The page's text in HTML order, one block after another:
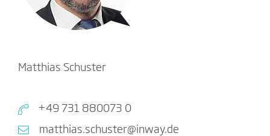
Matthias Schuster
+49 731 880073 0
matthias.schuster@inway.de